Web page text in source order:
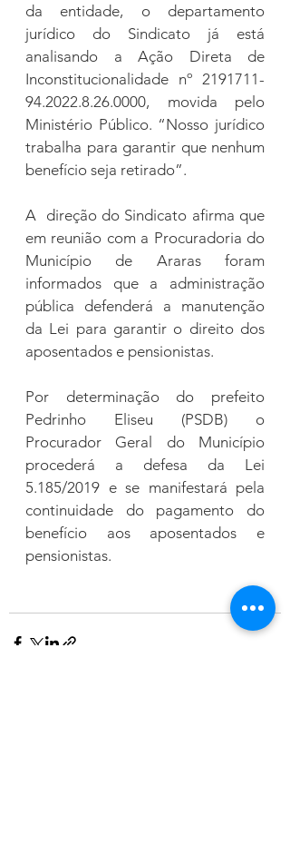
da entidade, o departamento
jurídico do Sindicato já está
analisando a Ação Direta de
Inconstitucionalidade nº 2191711-
94.2022.8.26.0000, movida pelo
Ministério Público. “Nosso jurídico
trabalha para garantir que nenhum
benefício seja retirado”.
A  direção do Sindicato afirma que
em reunião com a Procuradoria do
Município de Araras foram
informados que a administração
pública defenderá a manutenção
da Lei para garantir o direito dos
aposentados e pensionistas.
Por determinação do prefeito
Pedrinho Eliseu (PSDB) o
Procurador Geral do Município
procederá a defesa da Lei
5.185/2019 e se manifestará pela
continuidade do pagamento do
benefício aos aposentados e
pensionistas.